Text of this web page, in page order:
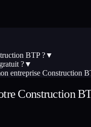
BTP ?▼
?▼
entreprise Construction
Construction